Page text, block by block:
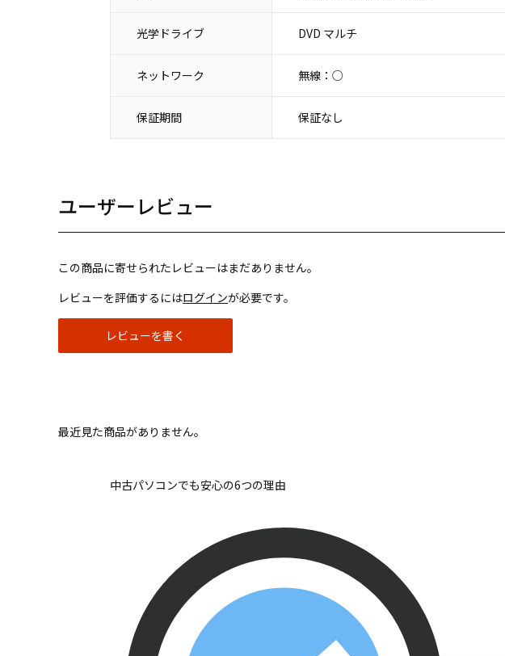
光学ドライブ DVD マルチ
ネットワーク 無線：○
保証期間 保証なし
ユーザーレビュー
この商品に寄せられたレビューはまだありません。
レビューを評価するにはログインが必要です。
レビューを書く
最近見た商品がありません。
中古パソコンでも安心の6つの理由